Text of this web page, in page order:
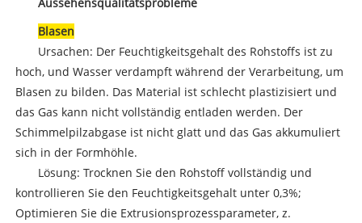
Blasen
Ursachen: Der Feuchtigkeitsgehalt des Rohstoffs ist zu
hoch, und Wasser verdampft während der Verarbeitung, um
Blasen zu bilden. Das Material ist schlecht plastizisiert und
das Gas kann nicht vollständig entladen werden. Der
Schimmelpilzabgase ist nicht glatt und das Gas akkumuliert
sich in der Formhöhle.
Lösung: Trocknen Sie den Rohstoff vollständig und
kontrollieren Sie den Feuchtigkeitsgehalt unter 0,3%;
Optimieren Sie die Extrusionsprozessparameter, z.